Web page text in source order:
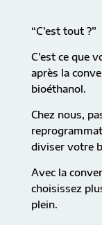
“C’est tout ?”
C’est ce que
après la
bioéthanol.
Chez nous,
diviser votre
Avec la
choisissez
plein.